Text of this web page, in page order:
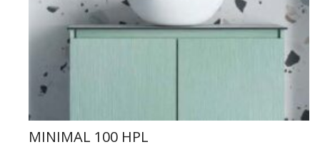
MINIMAL 100 HPL